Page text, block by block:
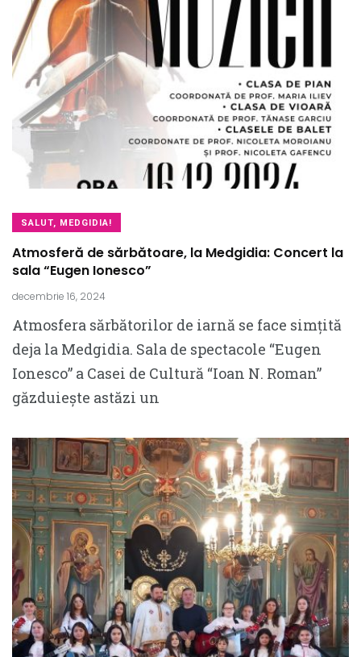
SALUT, MEDGIDIA!
Atmosferă de sărbătoare, la Medgidia: Concert la
sala “Eugen Ionesco”
decembrie 16, 2024
Atmosfera sărbătorilor de iarnă se face simțită
deja la Medgidia. Sala de spectacole “Eugen
Ionesco” a Casei de Cultură “Ioan N. Roman”
găzduiește astăzi un